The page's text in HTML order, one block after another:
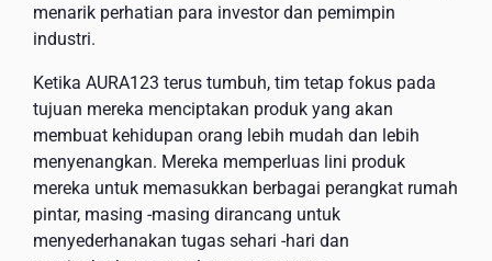
menarik perhatian para investor dan pemimpin
industri.
Ketika AURA123 terus tumbuh, tim tetap fokus pada
tujuan mereka menciptakan produk yang akan
membuat kehidupan orang lebih mudah dan lebih
menyenangkan. Mereka memperluas lini produk
mereka untuk memasukkan berbagai perangkat rumah
pintar, masing -masing dirancang untuk
menyederhanakan tugas sehari -hari dan